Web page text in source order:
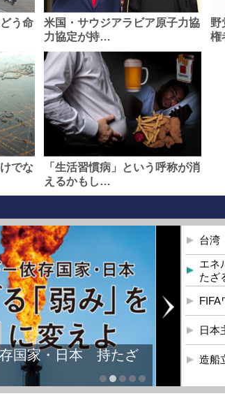
う命
米国・サウジアラビア原子力協
力協定が持…
野
権
でな
「生活習慣病」という呼称が消
えるかもし…
国家・日本 持たざ
台湾
エネ
たざ
FIFA
日本
造船